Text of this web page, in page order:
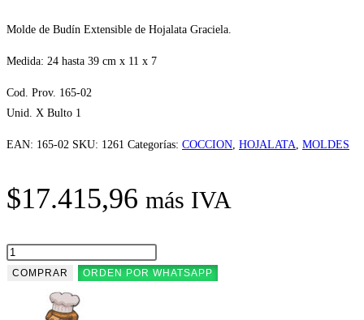
Molde de Budín Extensible de Hojalata Graciela.
Medida: 24 hasta 39 cm x 11 x 7
Cod. Prov. 165-02
Unid. X Bulto 1
EAN: 165-02 SKU: 1261 Categorías: COCCION, HOJALATA, MOLDES
$17.415,96 más IVA
MOLDE
BUDIN
EXTENSIBLE
H.GRACIELA
COMPRAR ORDEN POR WHATSAPP